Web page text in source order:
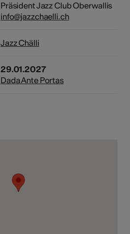
Präsident Jazz Club Oberwallis
info@jazzchaelli.ch
Jazz Chälli
29.01.2027
Dada Ante Portas